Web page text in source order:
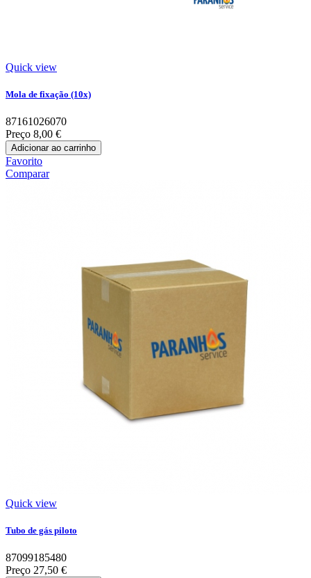
Quick view
Mola de fixação (10x)
87161026070
Preço 8,00 €
Adicionar ao carrinho
Favorito
Comparar
Quick view
Tubo de gás piloto
87099185480
Preço 27,50 €